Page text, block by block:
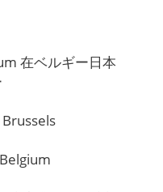
在ベルギー日本